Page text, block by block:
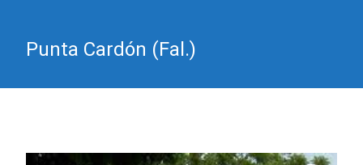
Punta Cardón (Fal.)